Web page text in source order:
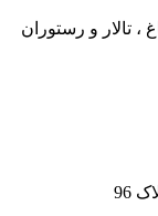
، تالار و رستوران
96